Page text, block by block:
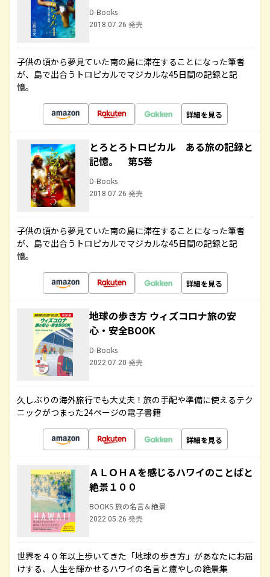
D-Books
2018.07.26 発売
子供の頃から夢見ていた南の島に滞在することになった筆者
が、島で出合うトロピカルでマジカルな45日間の記録と記
憶。
詳細を見る
とろとろトロピカル ある旅の記録と
記憶。 第5巻
D-Books
2018.07.26 発売
子供の頃から夢見ていた南の島に滞在することになった筆者
が、島で出合うトロピカルでマジカルな45日間の記録と記
憶。
詳細を見る
地球の歩き方 ウィズコロナ旅の安
心・安全BOOK
D-Books
2022.07.20 発売
久しぶりの海外旅行でも大丈夫！旅の手配や準備に使えるテク
ニックがつまった24ページの電子書籍
詳細を見る
ＡＬＯＨＡを感じるハワイのことばと
絶景１００
BOOKS 旅の名言＆絶景
2022.05.26 発売
世界を４０年以上歩いてきた「地球の歩き方」があなたにお届
けする、人生を輝かせるハワイの名言と癒やしの絶景集